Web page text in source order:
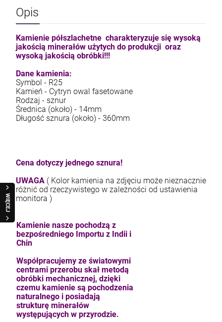
WIĘCEJ
Opis
Kamienie półszlachetne charakteryzuje się wysoką
jakością minerałów użytych do produkcji oraz
wysoką jakością obróbki!!!
Dane kamienia:
Symbol - R25
Kamień - Cytryn owal fasetowane
Rodzaj - sznur
Średnica (około) - 14mm
Długość sznura (około) - 360mm
Cena dotyczy jednego sznura!
UWAGA ( Kolor kamienia na zdjęciu może nieznacznie
różnić od rzeczywistego w zależności od ustawienia
monitora )
Kamienie nasze pochodzą z
bezpośredniego Importu z Indii i
Chin
Współpracujemy ze światowymi
centrami przerobu skał metodą
obróbki mechanicznej, dzięki
czemu kamienie są pochodzenia
naturalnego i posiadają
strukturę minerałów
występujących w przyrodzie.